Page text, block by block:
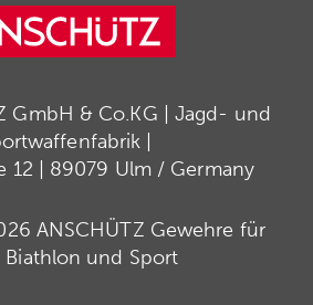
GmbH & Co.KG | Jagd- und
|
12 | 89079 Ulm / Germany
ANSCHÜTZ Gewehre für
Biathlon und Sport